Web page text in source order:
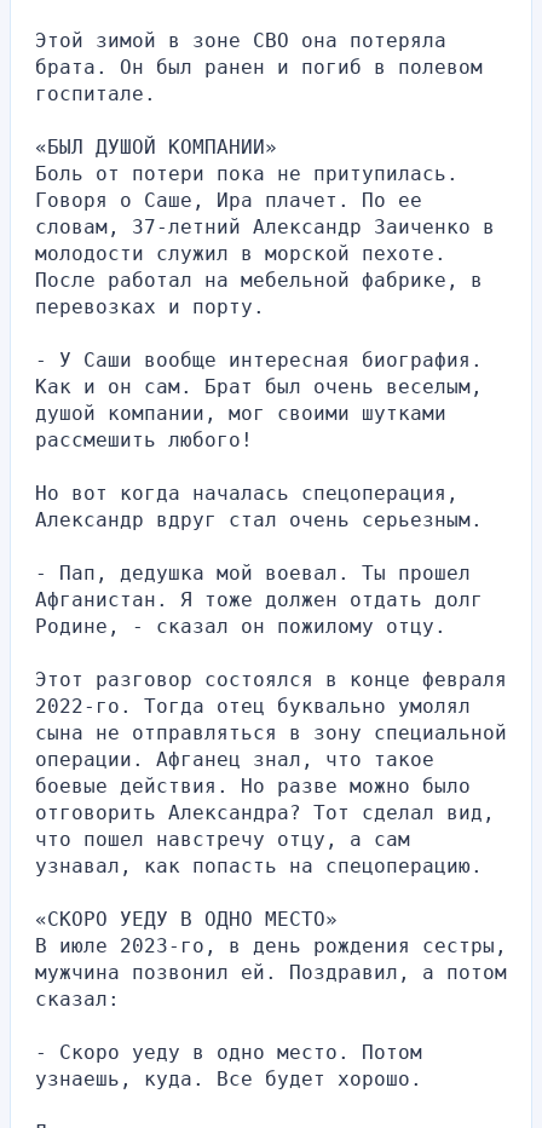
Этой зимой в зоне СВО она потеряла
брата. Он был ранен и погиб в полевом
госпитале.
«БЫЛ ДУШОЙ КОМПАНИИ»
Боль от потери пока не притупилась.
Говоря о Саше, Ира плачет. По ее
словам, 37-летний Александр Заиченко в
молодости служил в морской пехоте.
После работал на мебельной фабрике, в
перевозках и порту.
- У Саши вообще интересная биография.
Как и он сам. Брат был очень веселым,
душой компании, мог своими шутками
рассмешить любого!
Но вот когда началась спецоперация,
Александр вдруг стал очень серьезным.
- Пап, дедушка мой воевал. Ты прошел
Афганистан. Я тоже должен отдать долг
Родине, - сказал он пожилому отцу.
Этот разговор состоялся в конце февраля
2022-го. Тогда отец буквально умолял
сына не отправляться в зону специальной
операции. Афганец знал, что такое
боевые действия. Но разве можно было
отговорить Александра? Тот сделал вид,
что пошел навстречу отцу, а сам
узнавал, как попасть на спецоперацию.
«СКОРО УЕДУ В ОДНО МЕСТО»
В июле 2023-го, в день рождения сестры,
мужчина позвонил ей. Поздравил, а потом
сказал:
- Скоро уеду в одно место. Потом
узнаешь, куда. Все будет хорошо.